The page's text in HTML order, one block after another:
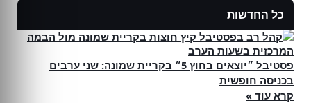
כל החדשות
פסטיבל ״יוצאים בחוץ 5״ בקריית שמונה: שני ערבים
בכניסה חופשית
קרא עוד »